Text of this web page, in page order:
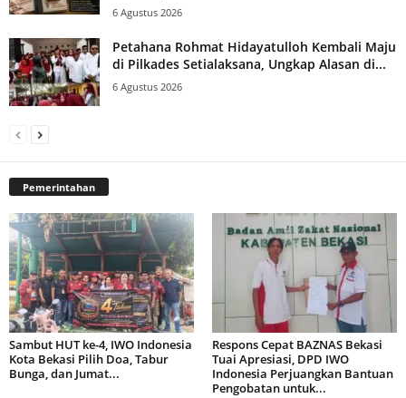
6 Agustus 2026
Petahana Rohmat Hidayatulloh Kembali Maju
di Pilkades Setialaksana, Ungkap Alasan di...
6 Agustus 2026
Pemerintahan
Sambut HUT ke-4, IWO Indonesia
Kota Bekasi Pilih Doa, Tabur
Bunga, dan Jumat...
Respons Cepat BAZNAS Bekasi
Tuai Apresiasi, DPD IWO
Indonesia Perjuangkan Bantuan
Pengobatan untuk...